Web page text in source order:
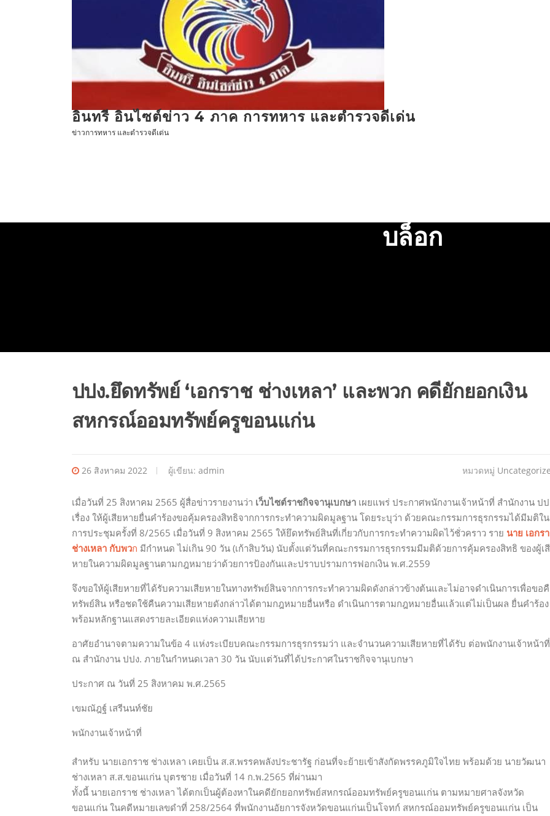
อินทรี อินไซต์ข่าว 4 ภาค การทหาร และตำรวจดีเด่น
ข่าวการทหาร และตำรวจดีเด่น
บล็อก
ปปง.ยึดทรัพย์ ‘เอกราช ช่างเหลา’ และพวก คดียักยอกเงิน
สหกรณ์ออมทรัพย์ครูขอนแก่น
26 สิงหาคม 2022 ผู้เขียน: admin หมวดหมู่
เมื่อวันที่ 25 สิงหาคม 2565 ผู้สื่อข่าวรายงานว่า เว็บไซต์ราชกิจจานุเบกษา เผยแพร่ ประกาศพนักงานเจ้าหน้าที่ สำนักงาน ป
เรื่อง ให้ผู้เสียหายยื่นคำร้องขอคุ้มครองสิทธิจากการกระทำความผิดมูลฐาน โดยระบุว่า ด้วยคณะกรรมการธุรกรรมได้มีมติใน
การประชุมครั้งที่ 8/2565 เมื่อวันที่ 9 สิงหาคม 2565 ให้ยึดทรัพย์สินที่เกี่ยวกับการกระทำความผิดไว้ชั่วคราว ราย นาย เอกร
ช่างเหลา กับพวก มีกำหนด ไม่เกิน 90 วัน (เก้าสิบวัน) นับตั้งแต่วันที่คณะกรรมการธุรกรรมมีมติด้วยการคุ้มครองสิทธิ ของผู้เ
หายในความผิดมูลฐานตามกฎหมายว่าด้วยการป้องกันและปราบปรามการฟอกเงิน พ.ศ.2559
จึงขอให้ผู้เสียหายที่ได้รับความเสียหายในทางทรัพย์สินจากการกระทำความผิดดังกล่าวข้างต้นและไม่อาจดำเนินการเพื่อขอ
ทรัพย์สิน หรือชดใช้คืนความเสียหายดังกล่าวได้ตามกฎหมายอื่นหรือ ดำเนินการตามกฎหมายอื่นแล้วแต่ไม่เป็นผล ยื่นคำร้อง
พร้อมหลักฐานแสดงรายละเอียดแห่งความเสียหาย
อาศัยอำนาจตามความในข้อ 4 แห่งระเบียบคณะกรรมการธุรกรรมว่า และจำนวนความเสียหายที่ได้รับ ต่อพนักงานเจ้าหน้าที่
ณ สำนักงาน ปปง. ภายในกำหนดเวลา 30 วัน นับแต่วันที่ได้ประกาศในราชกิจจานุเบกษา
ประกาศ ณ วันที่ 25 สิงหาคม พ.ศ.2565
เขมณัฎฐ์ เสรีนนท์ชัย
พนักงานเจ้าหน้าที่
สำหรับ นายเอกราช ช่างเหลา เคยเป็น ส.ส.พรรคพลังประชารัฐ ก่อนที่จะย้ายเข้าสังกัดพรรคภูมิใจไทย พร้อมด้วย นายวัฒนา
ช่างเหลา ส.ส.ขอนแก่น บุตรชาย เมื่อวันที่ 14 ก.พ.2565 ที่ผ่านมา
ทั้งนี้ นายเอกราช ช่างเหลา ได้ตกเป็นผู้ต้องหาในคดียักยอกทรัพย์สหกรณ์ออมทรัพย์ครูขอนแก่น ตามหมายศาลจังหวัด
ขอนแก่น ในคดีหมายเลขดำที่ 258/2564 ที่พนักงานอัยการจังหวัดขอนแก่นเป็นโจทก์ สหกรณ์ออมทรัพย์ครูขอนแก่น เป็น